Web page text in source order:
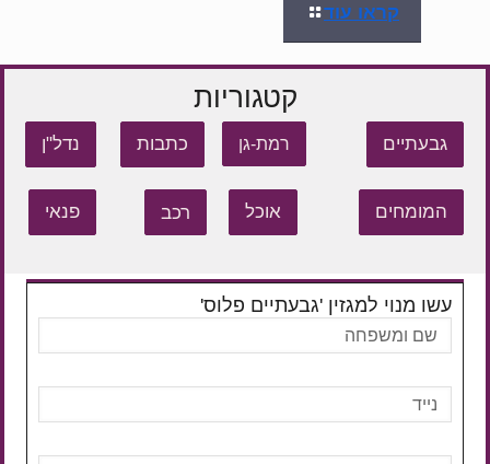
קראו עוד
קטגוריות
גבעתיים רמת-גן כתבות נדל"ן
המומחים אוכל רכב פנאי
עשו מנוי למגזין 'גבעתיים פלוס'